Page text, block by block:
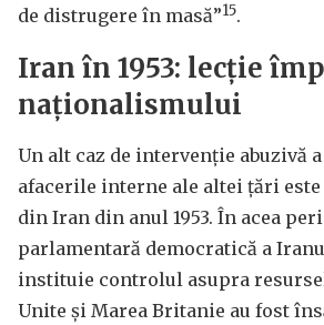
de distrugere în masă”15.
Iran în 1953: lecție
naționalismului
Un alt caz de intervenție abuzivă
afacerile interne ale altei țări
din Iran din anul 1953. În acea
parlamentară democratică a
instituie controlul asupra
Unite și Marea Britanie au fost